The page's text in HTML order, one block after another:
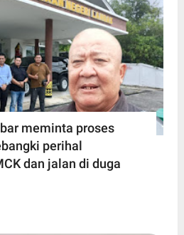
meminta proses
perihal
dan jalan di duga